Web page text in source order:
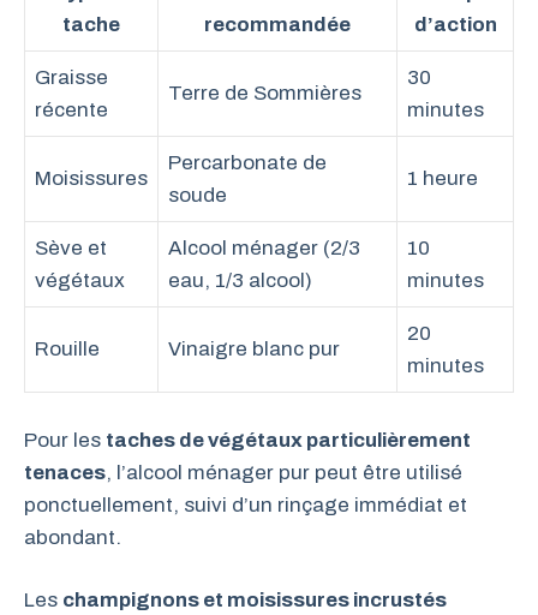
tache
recommandée
d’action
Graisse
récente
Terre de Sommières
30
minutes
Moisissures
Percarbonate de
soude
1 heure
Sève et
végétaux
Alcool ménager (2/3
eau, 1/3 alcool)
10
minutes
Rouille Vinaigre blanc pur
20
minutes
Pour les taches de végétaux particulièrement
tenaces, l’alcool ménager pur peut être utilisé
ponctuellement, suivi d’un rinçage immédiat et
abondant.
Les champignons et moisissures incrustés